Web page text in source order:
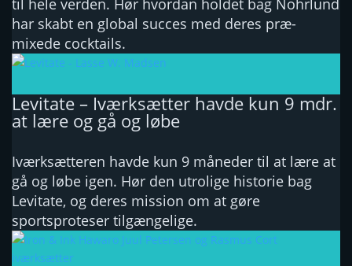
til hele verden. Hør hvordan holdet bag Nohrlund
har skabt en global succes med deres præ-
mixede cocktails.
Levitate – Iværksætter havde kun 9 mdr.
at lære og gå og løbe
Iværksætteren havde kun 9 måneder til at lære at
gå og løbe igen. Hør den utrolige historie bag
Levitate, og deres mission om at gøre
sportsproteser tilgængelige.